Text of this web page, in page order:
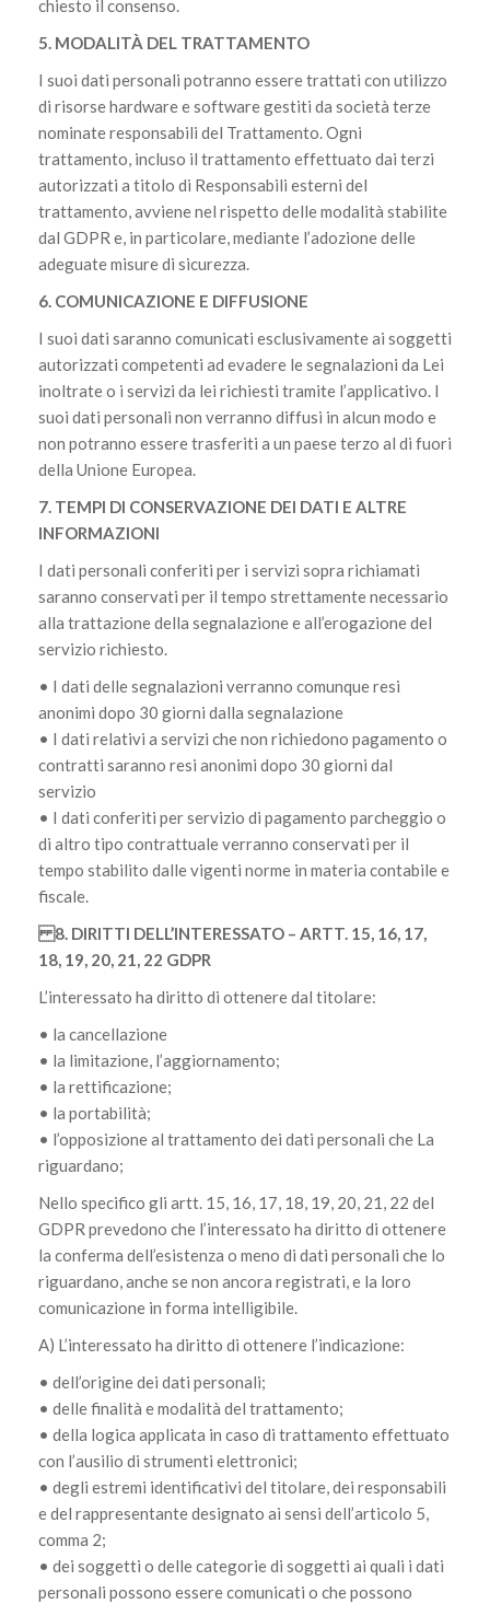
chiesto il consenso.
5. MODALITÀ DEL TRATTAMENTO
I suoi dati personali potranno essere trattati con utilizzo
di risorse hardware e software gestiti da società terze
nominate responsabili del Trattamento. Ogni
trattamento, incluso il trattamento effettuato dai terzi
autorizzati a titolo di Responsabili esterni del
trattamento, avviene nel rispetto delle modalità stabilite
dal GDPR e, in particolare, mediante l’adozione delle
adeguate misure di sicurezza.
6. COMUNICAZIONE E DIFFUSIONE
I suoi dati saranno comunicati esclusivamente ai soggetti
autorizzati competenti ad evadere le segnalazioni da Lei
inoltrate o i servizi da lei richiesti tramite l’applicativo. I
suoi dati personali non verranno diffusi in alcun modo e
non potranno essere trasferiti a un paese terzo al di fuori
della Unione Europea.
7. TEMPI DI CONSERVAZIONE DEI DATI E ALTRE
INFORMAZIONI
I dati personali conferiti per i servizi sopra richiamati
saranno conservati per il tempo strettamente necessario
alla trattazione della segnalazione e all’erogazione del
servizio richiesto.
• I dati delle segnalazioni verranno comunque resi
anonimi dopo 30 giorni dalla segnalazione
• I dati relativi a servizi che non richiedono pagamento o
contratti saranno resi anonimi dopo 30 giorni dal
servizio
• I dati conferiti per servizio di pagamento parcheggio o
di altro tipo contrattuale verranno conservati per il
tempo stabilito dalle vigenti norme in materia contabile e
fiscale.
8. DIRITTI DELL’INTERESSATO – ARTT. 15, 16, 17,
18, 19, 20, 21, 22 GDPR
L’interessato ha diritto di ottenere dal titolare:
• la cancellazione
• la limitazione, l’aggiornamento;
• la rettificazione;
• la portabilità;
• l’opposizione al trattamento dei dati personali che La
riguardano;
Nello specifico gli artt. 15, 16, 17, 18, 19, 20, 21, 22 del
GDPR prevedono che l’interessato ha diritto di ottenere
la conferma dell’esistenza o meno di dati personali che lo
riguardano, anche se non ancora registrati, e la loro
comunicazione in forma intelligibile.
A) L’interessato ha diritto di ottenere l’indicazione:
• dell’origine dei dati personali;
• delle finalità e modalità del trattamento;
• della logica applicata in caso di trattamento effettuato
con l’ausilio di strumenti elettronici;
• degli estremi identificativi del titolare, dei responsabili
e del rappresentante designato ai sensi dell’articolo 5,
comma 2;
• dei soggetti o delle categorie di soggetti ai quali i dati
personali possono essere comunicati o che possono